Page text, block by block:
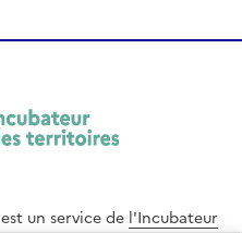
est un service de l'Incubateur